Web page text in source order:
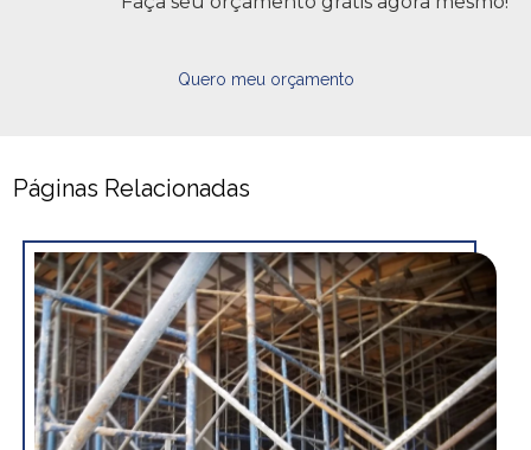
Quero meu orçamento
Páginas Relacionadas